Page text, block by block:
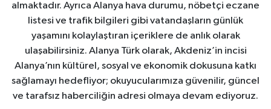
almaktadır. Ayrıca Alanya hava durumu, nöbetçi eczane
listesi ve trafik bilgileri gibi vatandaşların günlük
yaşamını kolaylaştıran içeriklere de anlık olarak
ulaşabilirsiniz. Alanya Türk olarak, Akdeniz’in incisi
Alanya’nın kültürel, sosyal ve ekonomik dokusuna katkı
sağlamayı hedefliyor; okuyucularımıza güvenilir, güncel
ve tarafsız haberciliğin adresi olmaya devam ediyoruz.